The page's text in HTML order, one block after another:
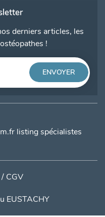
derniers articles, les
!
listing spécialistes
CGV
EUSTACHY